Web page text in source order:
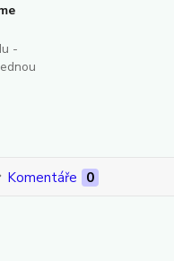
-
Komentáře 0